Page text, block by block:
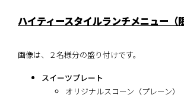
ハイティースタイルランチメニュー（
画像は、２名様分の盛り付けです。
スイーツプレート
オリジナルスコーン（プレーン